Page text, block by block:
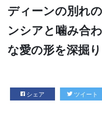
ディーンの別れ
ンシアと噛み合
な愛の形を深掘り
シェア ツイート